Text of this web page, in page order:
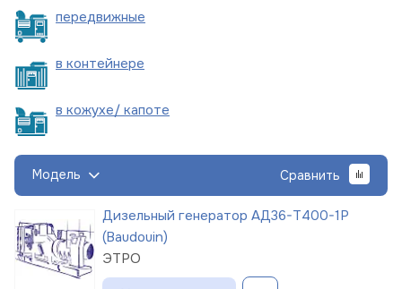
передвижные
в контейнере
в кожухе/ капоте
Модель Сравнить
Дизельный генератор АД36-Т400-1Р
(Baudouin)
ЭТРО